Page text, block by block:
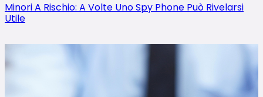
Minori A Rischio: A Volte Uno Spy Phone Può Rivelarsi
Utile